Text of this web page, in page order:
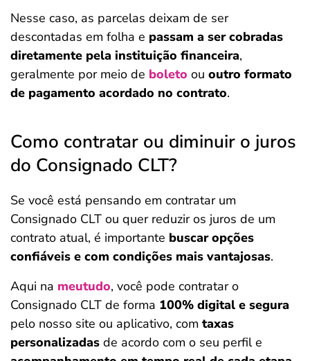
Nesse caso, as parcelas deixam de ser
descontadas em folha e passam a ser cobradas
diretamente pela instituição financeira,
geralmente por meio de boleto ou outro formato
de pagamento acordado no contrato.
Como contratar ou diminuir o juros
do Consignado CLT?
Se você está pensando em contratar um
Consignado CLT ou quer reduzir os juros de um
contrato atual, é importante buscar opções
confiáveis e com condições mais vantajosas.
Aqui na meutudo, você pode contratar o
Consignado CLT de forma 100% digital e segura
pelo nosso site ou aplicativo, com taxas
personalizadas de acordo com o seu perfil e